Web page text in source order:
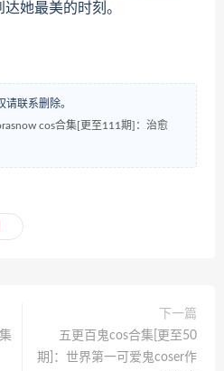
她最美的时刻。
联系删除。
cos合集[更至111期]：治愈
下一篇
五更百鬼cos合集[更至50
期]：世界第一可爱鬼coser作